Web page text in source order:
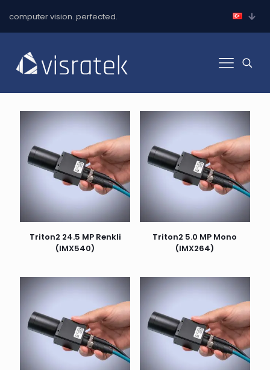
computer vision. perfected.
Triton2 24.5 MP Renkli
(IMX540)
Triton2 5.0 MP Mono
(IMX264)